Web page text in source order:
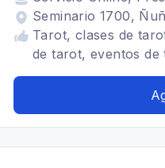
Seminario 1700,
Tarot, clases de
de tarot, eventos